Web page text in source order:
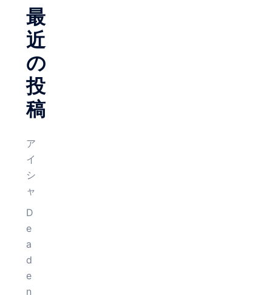
最
近
の
投
稿
ア
イ
シ
ャ
D
e
a
d
e
n